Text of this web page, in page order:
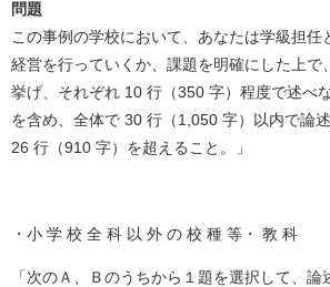
問題
この事例の学校において、あなたは学級担任
経営を行っていくか、課題を明確にした上で
挙げ、それぞれ 10 行（350 字）程度で述べ
を含め、全体で 30 行（1,050 字）以内で論
26 行（910 字）を超えること。」
・小 学 校 全 科 以 外 の 校 種 等・ 教 科
「次のＡ、Ｂのうちから１題を選択して、